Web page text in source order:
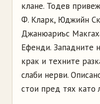
клане. Тодев
Ф. Кларк, Юджийн
Джанюариъс
Ефенди. Западните
крак и техните
слаби нерви.
стои пред тях като